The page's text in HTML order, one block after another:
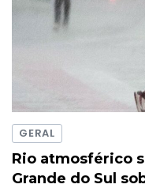
GERAL
Rio atmosférico
Grande do Sul